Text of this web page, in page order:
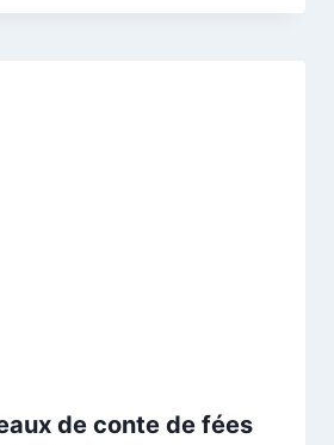
de conte de fées